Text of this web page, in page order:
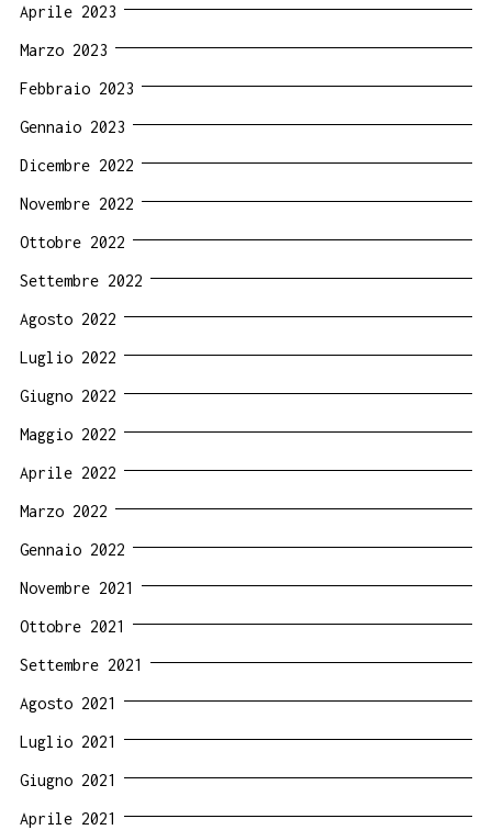
Aprile 2023
Marzo 2023
Febbraio 2023
Gennaio 2023
Dicembre 2022
Novembre 2022
Ottobre 2022
Settembre 2022
Agosto 2022
Luglio 2022
Giugno 2022
Maggio 2022
Aprile 2022
Marzo 2022
Gennaio 2022
Novembre 2021
Ottobre 2021
Settembre 2021
Agosto 2021
Luglio 2021
Giugno 2021
Aprile 2021